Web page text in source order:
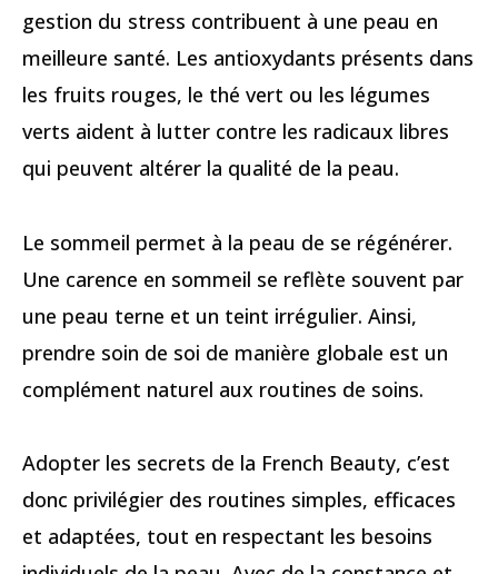
gestion du stress contribuent à une peau en
meilleure santé. Les antioxydants présents dans
les fruits rouges, le thé vert ou les légumes
verts aident à lutter contre les radicaux libres
qui peuvent altérer la qualité de la peau.
Le sommeil permet à la peau de se régénérer.
Une carence en sommeil se reflète souvent par
une peau terne et un teint irrégulier. Ainsi,
prendre soin de soi de manière globale est un
complément naturel aux routines de soins.
Adopter les secrets de la French Beauty, c’est
donc privilégier des routines simples, efficaces
et adaptées, tout en respectant les besoins